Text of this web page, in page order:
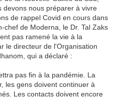
devons nous préparer à vivre
de rappel Covid en cours dans
chef de Moderna, le Dr. Tal Zaks
pas ramené la vie à la
le directeur de l'Organisation
qui a déclaré :
pas fin à la pandémie. La
les gens doivent continuer à
Les contacts doivent encore